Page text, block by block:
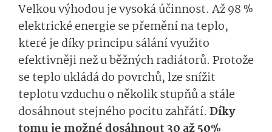
Velkou výhodou je vysoká účinnost. Až 98 %
elektrické energie se přemění na teplo,
které je díky principu sálání využito
efektivněji než u běžných radiátorů. Protože
se teplo ukládá do povrchů, lze snížit
teplotu vzduchu o několik stupňů a stále
dosáhnout stejného pocitu zahřátí. Díky